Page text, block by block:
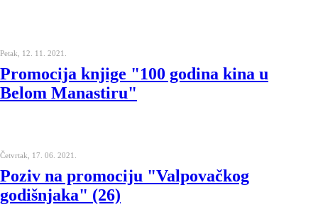
Petak, 12. 11. 2021.
Promocija knjige "100 godina kina u
Belom Manastiru"
Četvrtak, 17. 06. 2021.
Poziv na promociju "Valpovačkog
godišnjaka" (26)